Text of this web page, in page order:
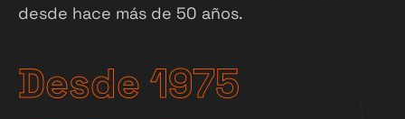
desde hace más de 50 años.
Desde 1975